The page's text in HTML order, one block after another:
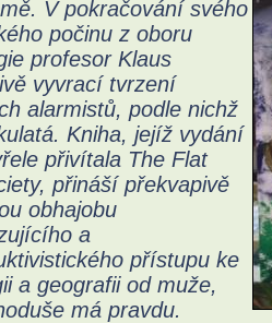
V pokračování svého
počinu z oboru
profesor Klaus
vyvrací tvrzení
alarmistů, podle nichž
Kniha, jejíž vydání
přivítala The Flat
přináší překvapivě
obhajobu
a
přístupu ke
a geografii od muže,
má pravdu.